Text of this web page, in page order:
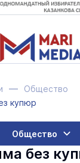
Общество
купюр
Общество
без